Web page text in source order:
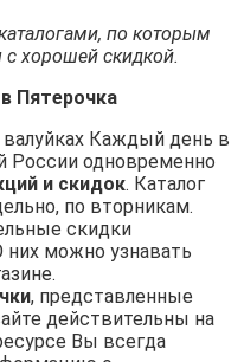
по которым
хорошей скидкой.
Пятерочка
валуйках Каждый день в
России одновременно
и скидок. Каталог
по вторникам.
скидки
них можно узнавать
, представленные
действительны на
Вы всегда